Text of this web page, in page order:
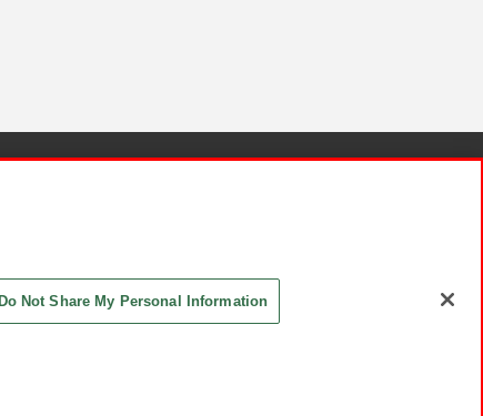
Do Not Share My Personal Information